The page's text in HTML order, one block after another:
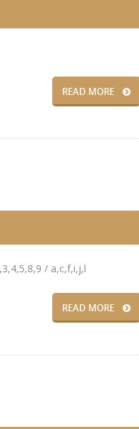
READ MORE
/ a,c,f,i,j,l
READ MORE